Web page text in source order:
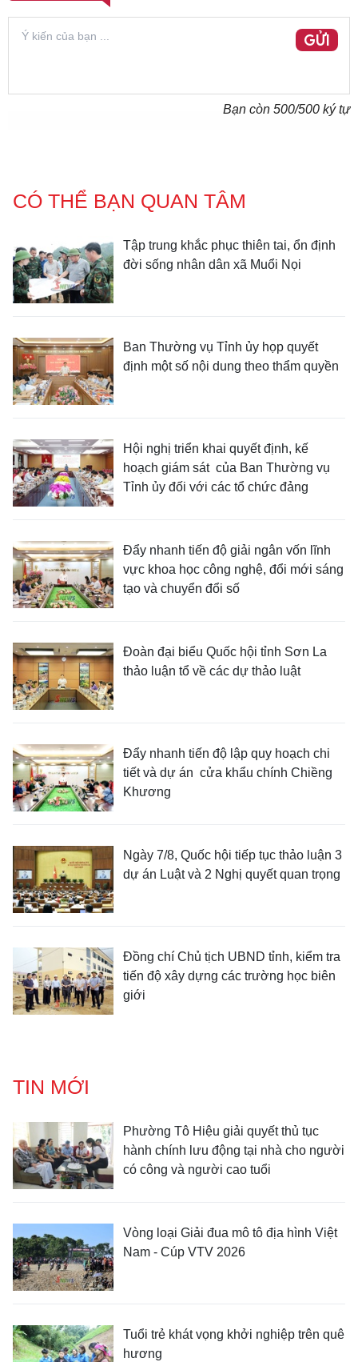
GỬI
Bạn còn 500/500 ký tự
CÓ THỂ BẠN QUAN TÂM
Tập trung khắc phục thiên tai, ổn định
đời sống nhân dân xã Muổi Nọi
Ban Thường vụ Tỉnh ủy họp quyết
định một số nội dung theo thẩm quyền
Hội nghị triển khai quyết định, kế
hoạch giám sát của Ban Thường vụ
Tỉnh ủy đối với các tổ chức đảng
Đẩy nhanh tiến độ giải ngân vốn lĩnh
vực khoa học công nghệ, đổi mới sáng
tạo và chuyển đổi số
Đoàn đại biểu Quốc hội tỉnh Sơn La
thảo luận tổ về các dự thảo luật
Đẩy nhanh tiến độ lập quy hoạch chi
tiết và dự án cửa khẩu chính Chiềng
Khương
Ngày 7/8, Quốc hội tiếp tục thảo luận 3
dự án Luật và 2 Nghị quyết quan trọng
Đồng chí Chủ tịch UBND tỉnh, kiểm tra
tiến độ xây dựng các trường học biên
giới
TIN MỚI
Phường Tô Hiệu giải quyết thủ tục
hành chính lưu động tại nhà cho người
có công và người cao tuổi
Vòng loại Giải đua mô tô địa hình Việt
Nam - Cúp VTV 2026
Tuổi trẻ khát vọng khởi nghiệp trên quê
hương